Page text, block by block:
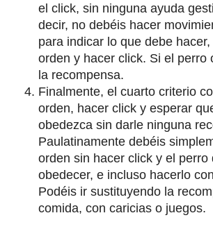
el click, sin ninguna ayuda
decir, no debéis hacer
para indicar lo que debe
orden y hacer click. Si el perro
la recompensa.
Finalmente, el cuarto criterio
orden, hacer click y esperar
obedezca sin darle ninguna
Paulatinamente debéis
orden sin hacer click y el perro
obedecer, e incluso hacerlo
Podéis ir sustituyendo la
comida, con caricias o juegos.